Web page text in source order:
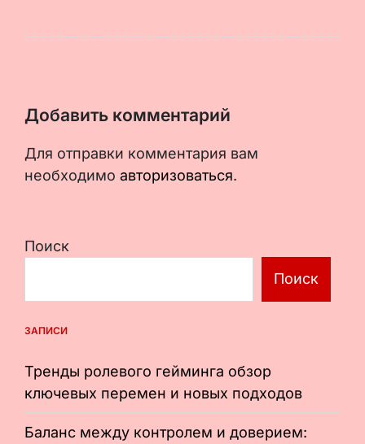
Добавить комментарий
Для отправки комментария вам
необходимо авторизоваться.
Поиск
Поиск
ЗАПИСИ
Тренды ролевого гейминга обзор
ключевых перемен и новых подходов
Баланс между контролем и доверием: